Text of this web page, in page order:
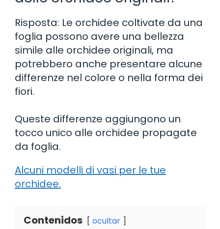
Risposta: Le orchidee coltivate da una
foglia possono avere una bellezza
simile alle orchidee originali, ma
potrebbero anche presentare alcune
differenze nel colore o nella forma dei
fiori.
Queste differenze aggiungono un
tocco unico alle orchidee propagate
da foglia.
Alcuni modelli di vasi per le tue
orchidee.
Contenidos ocultar